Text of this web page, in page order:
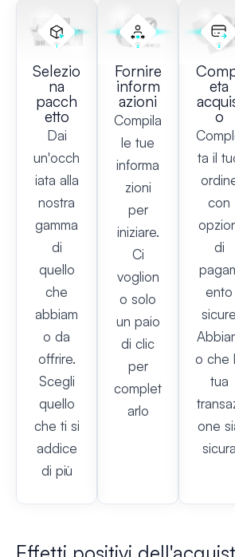
Selezio
na
pacch
etto
Dai
un'occh
iata alla
nostra
gamma
di
quello
che
abbiam
o da
offrire.
Scegli
quello
che ti si
addice
di più
Fornire
inform
azioni
Compila
le tue
informa
zioni
per
iniziare.
Ci
voglion
o solo
un paio
di clic
per
complet
arlo
eta
o
ta il
con
di
ento
sicure
o che
tua
one
sicura